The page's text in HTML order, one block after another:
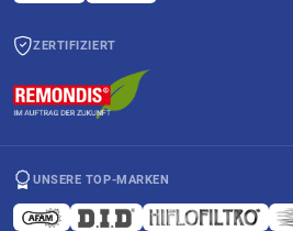
ZERTIFIZIERT
UNSERE TOP-MARKEN